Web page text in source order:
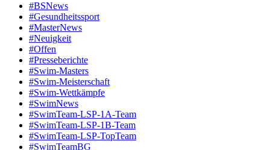
#BSNews
#Gesundheitssport
#MasterNews
#Neuigkeit
#Offen
#Presse­berichte
#Swim-Masters
#Swim-Meister­schaft
#Swim-Wett­kämpfe
#SwimNews
#SwimTeam-LSP-1A-Team
#SwimTeam-LSP-1B-Team
#SwimTeam-LSP-TopTeam
#SwimTeamBG